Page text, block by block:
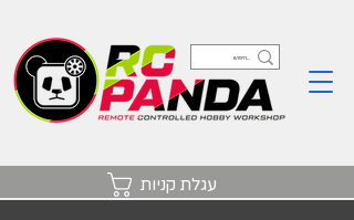
עגלת קניות